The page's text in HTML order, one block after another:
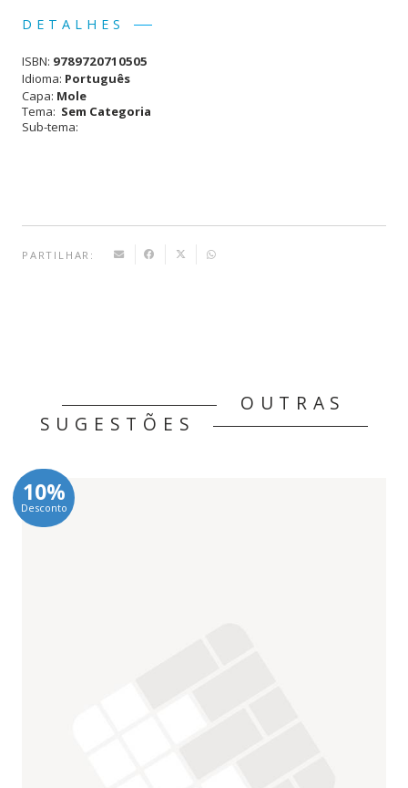
6,90 €.
o
Mundo!
DETALHES
ISBN: 9789720710505
Idioma: Português
Capa: Mole
Tema: Sem Categoria
Sub-tema:
PARTILHAR:
OUTRAS
SUGESTÕES
10%
Desconto